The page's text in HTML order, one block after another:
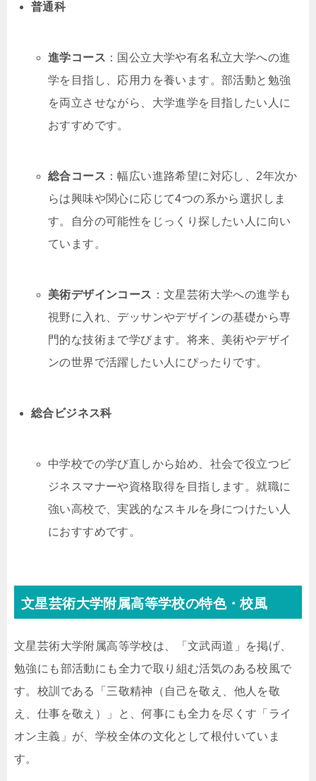
普通科
進学コース ：国公立大学や有名私立大学への進
学を目指し、応用力を養います。部活動と勉強
を両立させながら、大学進学を目指したい人に
おすすめです。
総合コース ：幅広い進路希望に対応し、2年次か
らは興味や関心に応じて4つの系から選択しま
す。自分の可能性をじっくり探したい人に向い
ています。
美術デザインコース ：文星芸術大学への進学も
視野に入れ、デッサンやデザインの基礎から専
門的な技術まで学びます。将来、美術やデザイ
ンの世界で活躍したい人にぴったりです。
総合ビジネス科
中学校での学び直しから始め、社会で役立つビ
ジネスマナーや資格取得を目指します。就職に
強い高校で、実践的なスキルを身につけたい人
におすすめです。
文星芸術大学附属高等学校の特色・校風
文星芸術大学附属高等学校は、「文武両道」を掲げ、
勉強にも部活動にも全力で取り組む活気のある校風で
す。校訓である「三敬精神（自己を敬え、他人を敬
え、仕事を敬え）」と、何事にも全力を尽くす「ライ
オン主義」が、学校全体の文化として根付いていま
す。